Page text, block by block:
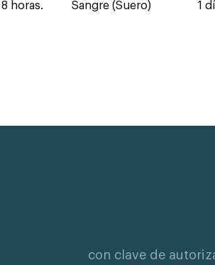
horas. Sangre (Suero) 1
con clave de